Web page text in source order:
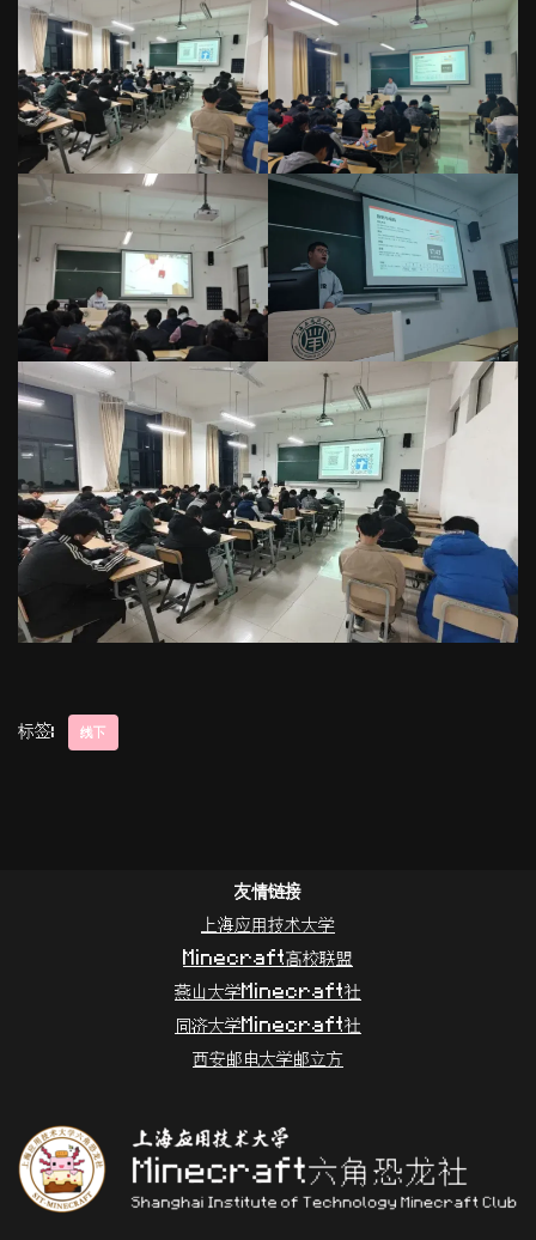
标签: 线下
友情链接
上海应用技术大学
Minecraft高校联盟
燕山大学Minecraft社
同济大学Minecraft社
西安邮电大学邮立方